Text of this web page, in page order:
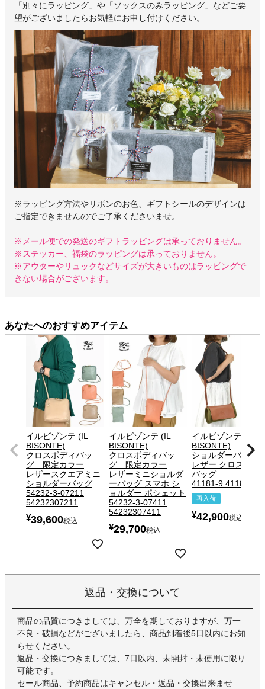
「別々にラッピング」や「ソックスのみラッピング」などご要
望がございましたらお気軽にお申し付けください。
※ラッピング方法やリボンのお色、ギフトシールのデザインは
ご指定できませんのでご了承くださいませ。
※メール便での発送のギフトラッピングは承っておりません。
※ステッカー、福袋のラッピングは承っておりません。
※アウターやリュックなどサイズが大きいものはラッピングで
きない場合がございます。
あなたへのおすすめアイテム
イルビゾンテ (IL
BISONTE)
クロスボディバッ
グ 限定カラー
レザースクエアミニ
ショルダーバッグ
54232-3-07211
54232307211
¥39,600税込
イルビゾンテ (IL
BISONTE)
クロスボディバッ
グ 限定カラー
レザーミニショルダ
ーバッグ スマホ シ
ョルダー ポシェット
54232-3-07411
54232307411
¥29,700税込
イルビゾンテ (IL
BISONTE)
ショルダーバッグ
レザー クロスボデ
バッグ
41181-9 411819
再入荷
¥42,900税込
返品・交換について
商品の品質につきましては、万全を期しておりますが、万一
不良・破損などがございましたら、商品到着後5日以内にお知
らせください。
返品・交換につきましては、7日以内、未開封・未使用に限り
可能です。
セール商品、予約商品はキャンセル・返品・交換出来ませ